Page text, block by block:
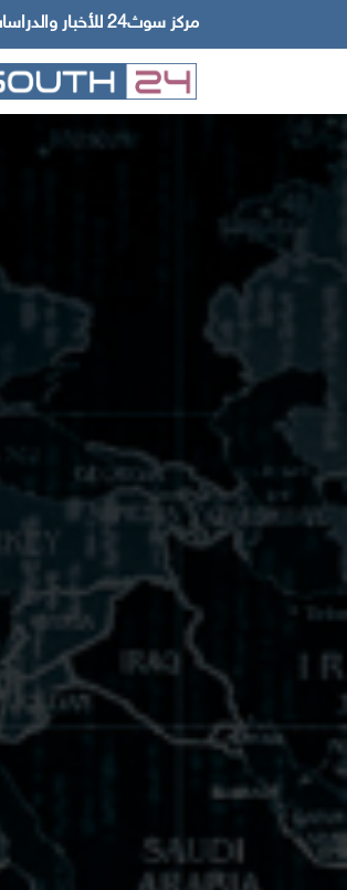
مركز سوث24 للأخبار والدراسات